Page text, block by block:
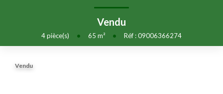
DÉPOSEZ VOTRE RECHERCHE
NOUS REJOINDRE
Vendu
4pièce(s) • 65 m² • Réf : 09006366274
Vendu